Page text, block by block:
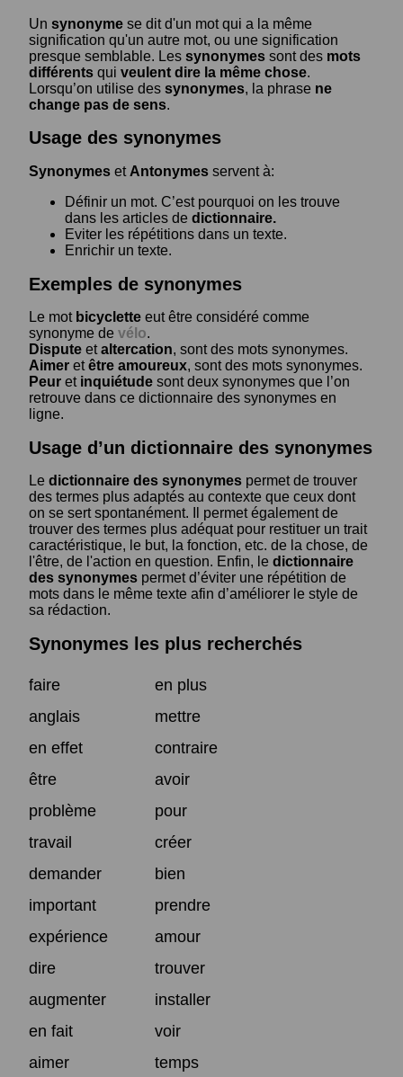
Un synonyme se dit d'un mot qui a la même
signification qu'un autre mot, ou une signification
presque semblable. Les synonymes sont des mots
différents qui veulent dire la même chose.
Lorsqu’on utilise des synonymes, la phrase ne
change pas de sens.
Usage des synonymes
Synonymes et Antonymes servent à:
Définir un mot. C’est pourquoi on les trouve
dans les articles de dictionnaire.
Eviter les répétitions dans un texte.
Enrichir un texte.
Exemples de synonymes
Le mot bicyclette eut être considéré comme
synonyme de vélo.
Dispute etaltercation, sont des mots synonymes.
Aimer etêtre amoureux, sont des mots synonymes.
Peur et inquiétude sont deux synonymes que l’on
retrouve dans ce dictionnaire des synonymes en
ligne.
Usage d’un dictionnaire des synonymes
Le dictionnaire des synonymes permet de trouver
des termes plus adaptés au contexte que ceux dont
on se sert spontanément. Il permet également de
trouver des termes plus adéquat pour restituer un trait
caractéristique, le but, la fonction, etc. de la chose, de
l'être, de l'action en question. Enfin, le dictionnaire
des synonymes permet d’éviter une répétition de
mots dans le même texte afin d’améliorer le style de
sa rédaction.
Synonymes les plus recherchés
faire
en plus
anglais
mettre
en effet
contraire
être
avoir
problème
pour
travail
créer
demander
bien
important
prendre
expérience
amour
dire
trouver
augmenter
installer
en fait
voir
aimer
temps